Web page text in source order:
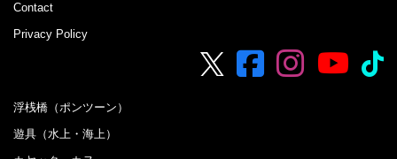
Contact
Privacy Policy
浮桟橋（ポンツーン）
遊具（水上・海上）